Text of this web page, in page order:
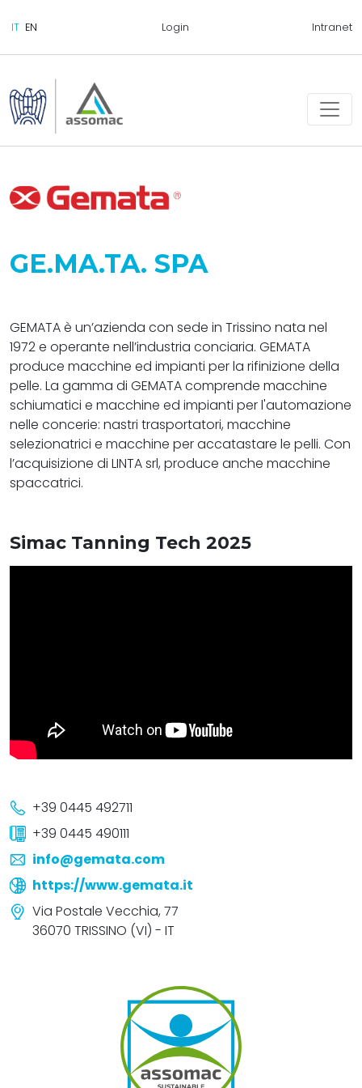
Login Intranet
GE.MA.TA. SPA
GEMATA è un’azienda con sede in Trissino nata nel
1972 e operante nell’industria conciaria. GEMATA
produce macchine ed impianti per la rifinizione della
pelle. La gamma di GEMATA comprende macchine
schiumatici e macchine ed impianti per l'automazione
nelle concerie: nastri trasportatori, macchine
selezionatrici e macchine per accatastare le pelli. Con
l’acquisizione di LINTA srl, produce anche macchine
spaccatrici.
Simac Tanning Tech 2025
+39 0445 492711
+39 0445 490111
info@gemata.com
https://www.gemata.it
Via Postale Vecchia, 77
36070 TRISSINO (VI) - IT